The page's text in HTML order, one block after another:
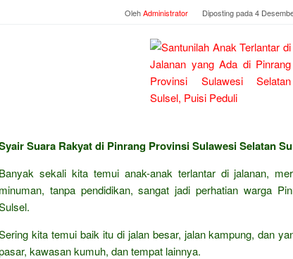
OlehAdministrator Diposting pada4
Suara Rakyat di Pinrang Provinsi Sulawesi Selatan
Banyak sekali kita temui anak-anak terlantar di jalanan,
minuman, tanpa pendidikan, sangat jadi perhatian warga
kita temui baik itu di jalan besar, jalan kampung, dan
kawasan kumuh, dan tempat lainnya.